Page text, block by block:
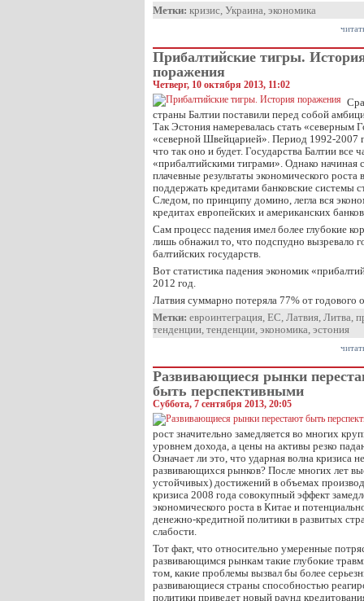
Метки: кризис, Украина, экономика
Прибалтийские тигры.
поражения
Четверг, 10 октября 2013, 11:02
страны Балтии поставили перед собой
Так Эстония намеревалась стать «северным
«северной Швейцарией». Период 1992-2007
что так оно и будет. Государства Балтии все
«прибалтийскими тиграми». Однако начиная
плачевные результаты экономического роста
поддержать кредитами банковские системы
Следом, по принципу домино, легла вся
кредитах европейских и американских
Сам процесс падения имел более глубокие
лишь обнажил то, что подспудно вызревало
балтийских государств.
Вот статистика падения экономик
2012 год.
Латвия суммарно потеряла 77% от годового
Метки: евроинтеграция, ЕС, Латвия, Литва,
тенденции, тенденции, экономика, эстония
Развивающиеся рынки
быть перспективными
Суббота, 7 сентября 2013, 20:05
рост значительно замедляется во многих
уровнем дохода, а цены на активы резко
Означает ли это, что ударная волна кризиса
развивающихся рынков? После многих лет
устойчивых) достижений в объемах
кризиса 2008 года совокупный эффект
экономического роста в Китае и
денежно-кредитной политики в развитых
слабости.
Тот факт, что относительно умеренные
развивающимся рынкам такие глубокие
том, какие проблемы вызвал бы более
развивающиеся страны способностью
политики приведет новый раунд